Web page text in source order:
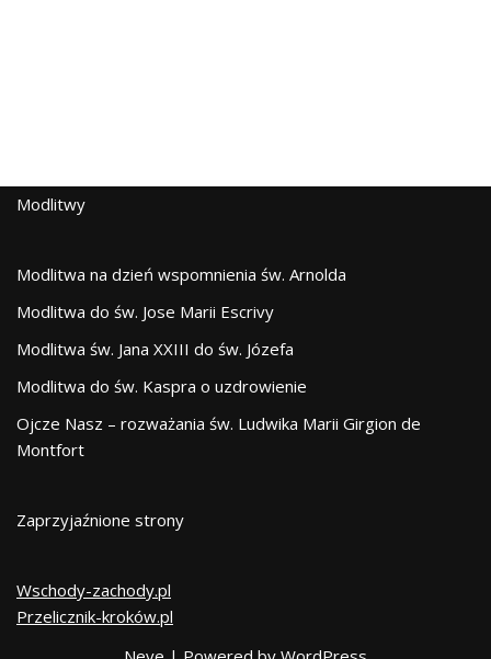
Modlitwy
Modlitwa na dzień wspomnienia św. Arnolda
Modlitwa do św. Jose Marii Escrivy
Modlitwa św. Jana XXIII do św. Józefa
Modlitwa do św. Kaspra o uzdrowienie
Ojcze Nasz – rozważania św. Ludwika Marii Girgion de
Montfort
Zaprzyjaźnione strony
Wschody-zachody.pl
Przelicznik-kroków.pl